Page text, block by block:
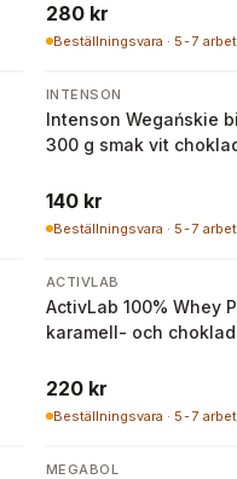
280 kr
Beställningsvara · 5-7
INTENSON
Intenson Wegańskie
300 g smak vit
140 kr
Beställningsvara · 5-7
ACTIVLAB
ActivLab 100% Whey
karamell- och
220 kr
Beställningsvara · 5-7
MEGABOL